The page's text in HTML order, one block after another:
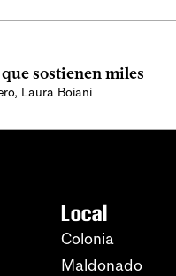
sostienen miles
, Laura Boiani
Local
Colonia
Maldonado